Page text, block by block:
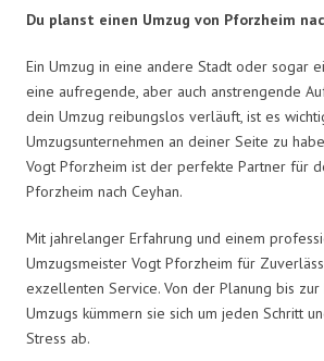
Du planst einen Umzug von Pforzheim
Ein Umzug in eine andere Stadt oder sogar
eine aufregende, aber auch anstrengende
dein Umzug reibungslos verläuft, ist es
Umzugsunternehmen an deiner Seite zu
Vogt Pforzheim ist der perfekte Partner für
Pforzheim nach Ceyhan.
Mit jahrelanger Erfahrung und einem
Umzugsmeister Vogt Pforzheim für
exzellenten Service. Von der Planung bis zur
Umzugs kümmern sie sich um jeden Schritt
Stress ab.